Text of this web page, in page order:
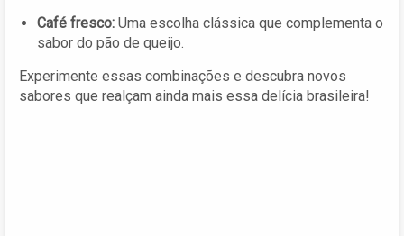
Café fresco: Uma escolha clássica que complementa o
sabor do pão de queijo.
Experimente essas combinações e descubra novos
sabores que realçam ainda mais essa delícia brasileira!